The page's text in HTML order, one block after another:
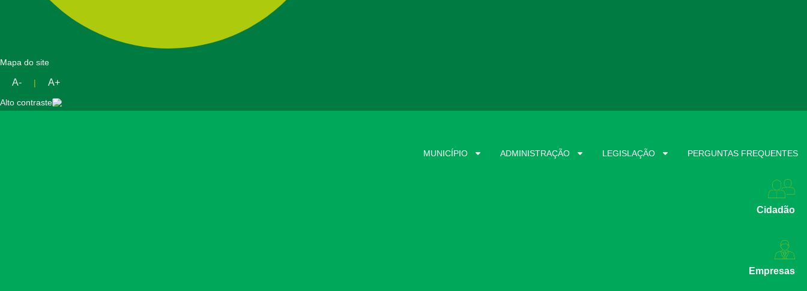
Mapa do site
A- | A+
Alto contraste
MUNICÍPIO ADMINISTRAÇÃO LEGISLAÇÃO PERGUNTAS FREQUENTES
Cidadão
Empresas